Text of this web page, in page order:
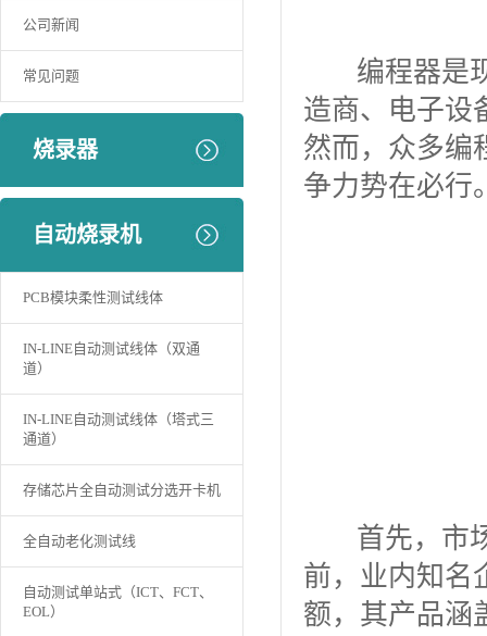
公司新闻
常见问题
烧录器
自动烧录机
PCB模块柔性测试线体
IN-LINE自动测试线体（双通
道）
IN-LINE自动测试线体（塔式三
通道）
存储芯片全自动测试分选开卡机
全自动老化测试线
自动测试单站式（ICT、FCT、
EOL）
编程器是现
造商、电子设
然而，众多编
争力势在必行
首先，市场
前，业内知名
额，其产品涵